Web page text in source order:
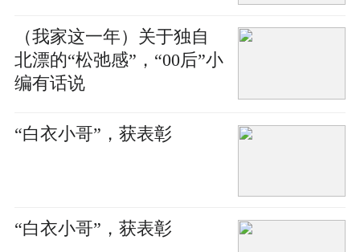
（我家这一年）关于独自
北漂的“松弛感”，“00后”小
编有话说
“白衣小哥”，获表彰
“白衣小哥”，获表彰